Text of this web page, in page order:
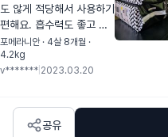
도 않게 적당해서 사용하기
편해요. 흡수력도 좋고 향
도 만족스럽네요^^
포메라니안 · 4살 8개월 ·
4.2kg
v******* 2023.03.20
공유